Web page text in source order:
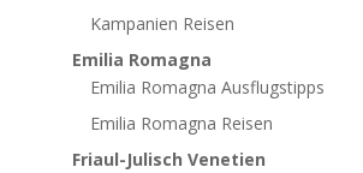
Kampanien Reisen
Emilia Romagna
Emilia Romagna Ausflugstipps
Emilia Romagna Reisen
Friaul-Julisch Venetien